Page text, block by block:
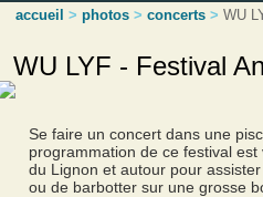
accueil > photos > concerts > WU
WU LYF - Festival
Se faire un concert dans une
programmation de ce festival
du Lignon et autour pour
ou de barbotter sur une grosse